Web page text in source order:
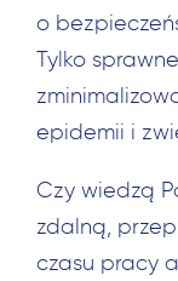
o
Tylko
epidemii i
Czy wiedzą
zdalną,
czasu pracy